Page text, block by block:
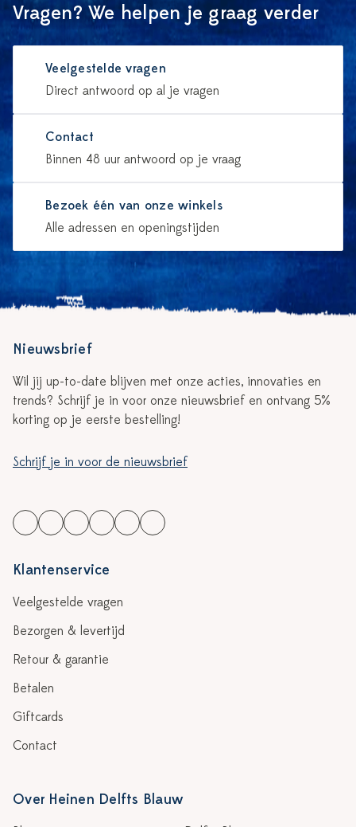
Vragen? We helpen je graag verder
Veelgestelde vragen
Direct antwoord op al je vragen
Contact
Binnen 48 uur antwoord op je vraag
Bezoek één van onze winkels
Alle adressen en openingstijden
Nieuwsbrief
Wil jij up-to-date blijven met onze acties, innovaties en
trends? Schrijf je in voor onze nieuwsbrief en ontvang 5%
korting op je eerste bestelling!
Schrijf je in voor de nieuwsbrief
Klantenservice
Veelgestelde vragen
Bezorgen & levertijd
Retour & garantie
Betalen
Giftcards
Contact
Over Heinen Delfts Blauw